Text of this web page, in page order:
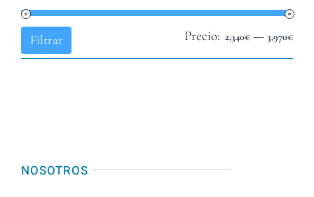
Filtrar Precio: 2,340€ — 3,970€
NOSOTROS